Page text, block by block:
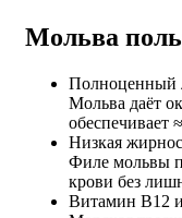
Мольва
Полноценный
Мольва даёт
обеспечивает
Низкая
Филе мольвы
крови без
Витамин B12